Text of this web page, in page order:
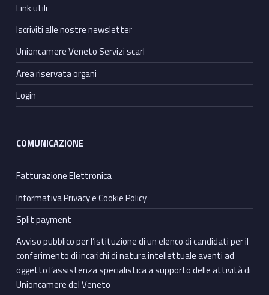
Link utili
Iscriviti alle nostre newsletter
Unioncamere Veneto Servizi scarl
Area riservata organi
Login
COMUNICAZIONE
Fatturazione Elettronica
Informativa Privacy e Cookie Policy
Split payment
Avviso pubblico per l’istituzione di un elenco di candidati per il
conferimento di incarichi di natura intellettuale aventi ad
oggetto l’assistenza specialistica a supporto delle attività di
Unioncamere del Veneto